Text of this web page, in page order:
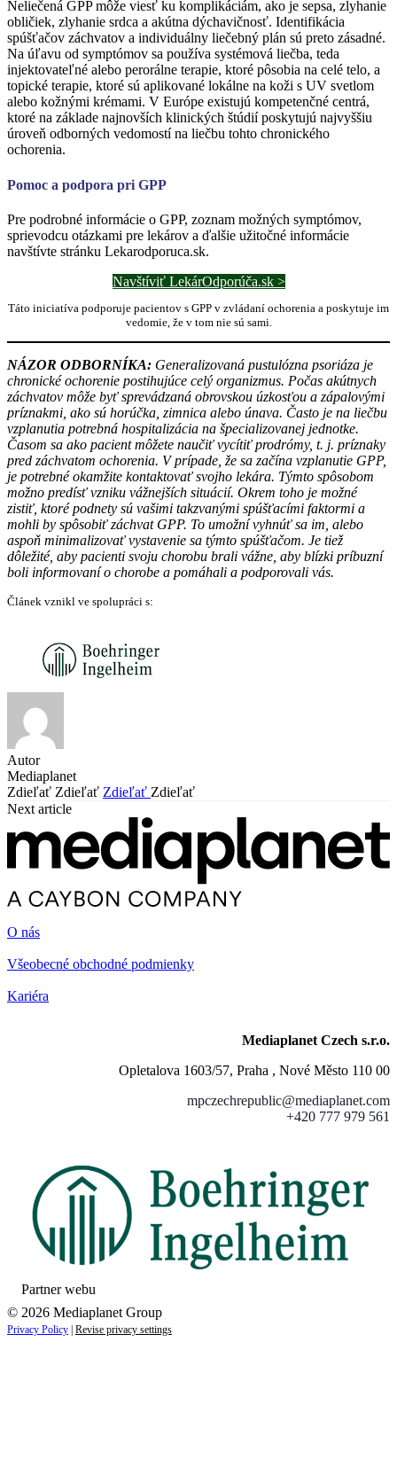
Neliečená GPP môže viesť ku komplikáciám, ako je sepsa, zlyhanie
obličiek, zlyhanie srdca a akútna dýchavičnosť. Identifikácia
spúšťačov záchvatov a individuálny liečebný plán sú preto zásadné.
Na úľavu od symptómov sa používa systémová liečba, teda
injektovateľné alebo perorálne terapie, ktoré pôsobia na celé telo, a
topické terapie, ktoré sú aplikované lokálne na koži s UV svetlom
alebo kožnými krémami. V Európe existujú kompetenčné centrá,
ktoré na základe najnovších klinických štúdií poskytujú najvyššiu
úroveň odborných vedomostí na liečbu tohto chronického
ochorenia.
Pomoc a podpora pri GPP
Pre podrobné informácie o GPP, zoznam možných symptómov,
sprievodcu otázkami pre lekárov a ďalšie užitočné informácie
navštívte stránku Lekarodporuca.sk.
Navštíviť LekárOdporúča.sk >
Táto iniciatíva podporuje pacientov s GPP v zvládaní ochorenia a poskytuje im
vedomie, že v tom nie sú sami.
NÁZOR ODBORNÍKA: Generalizovaná pustulózna psoriáza je
chronické ochorenie postihujúce celý organizmus. Počas akútnych
záchvatov môže byť sprevádzaná obrovskou úzkosťou a zápalovými
príznakmi, ako sú horúčka, zimnica alebo únava. Často je na liečbu
vzplanutia potrebná hospitalizácia na špecializovanej jednotke.
Časom sa ako pacient môžete naučiť vycítiť prodrómy, t. j. príznaky
pred záchvatom ochorenia. V prípade, že sa začína vzplanutie GPP,
je potrebné okamžite kontaktovať svojho lekára. Týmto spôsobom
možno predísť vzniku vážnejších situácií. Okrem toho je možné
zistiť, ktoré podnety sú vašimi takzvanými spúšťacími faktormi a
mohli by spôsobiť záchvat GPP. To umožní vyhnúť sa im, alebo
aspoň minimalizovať vystavenie sa týmto spúšťačom. Je tiež
dôležité, aby pacienti svoju chorobu brali vážne, aby blízki príbuzní
boli informovaní o chorobe a pomáhali a podporovali vás.
Článek vznikl ve spolupráci s:
Autor
Mediaplanet
Zdieľať Zdieľať Zdieľať Zdieľať
Next article
O nás
Všeobecné obchodné podmienky
Kariéra
Mediaplanet Czech s.r.o.
Opletalova 1603/57, Praha , Nové Město 110 00
mpczechrepublic@mediaplanet.com
+420 777 979 561
Partner webu
© 2026 Mediaplanet Group
Privacy Policy Revise privacy settings